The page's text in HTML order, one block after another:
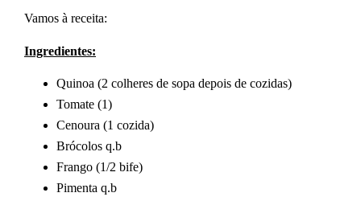
Vamos à receita:
Ingredientes:
Quinoa (2 colheres de sopa depois de cozidas)
Tomate (1)
Cenoura (1 cozida)
Brócolos q.b
Frango (1/2 bife)
Pimenta q.b